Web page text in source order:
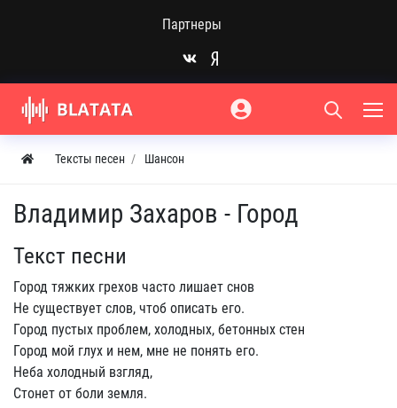
Партнеры
Тексты песен Шансон
Владимир Захаров - Город
Текст песни
Город тяжких грехов часто лишает снов
Не существует слов, чтоб описать его.
Город пустых проблем, холодных, бетонных стен
Город мой глух и нем, мне не понять его.
Неба холодный взгляд,
Стонет от боли земля.